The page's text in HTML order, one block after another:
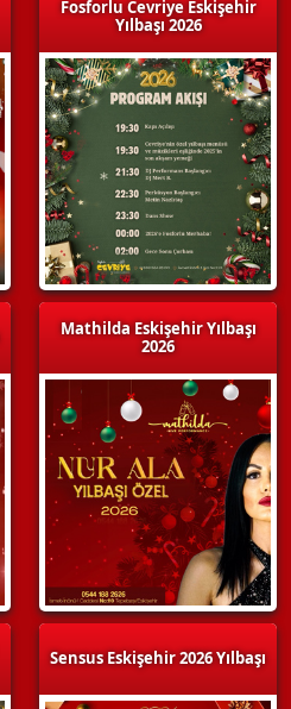
Fosforlu Cevriye Eskişehir
Yılbaşı 2026
Mathilda Eskişehir Yılbaşı
2026
Sensus Eskişehir 2026 Yılbaşı